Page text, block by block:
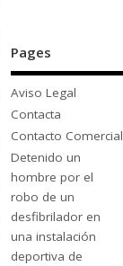
Pages
Aviso Legal
Contacta
Contacto Comercial
Detenido un
hombre por el
robo de un
desfibrilador en
una instalación
deportiva de